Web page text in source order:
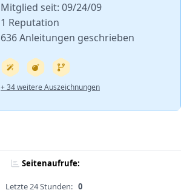
Mitglied seit: 09/24/09
1 Reputation
636 Anleitungen geschrieben
+ 34 weitere Auszeichnungen
Seitenaufrufe:
Letzte 24 Stunden: 0